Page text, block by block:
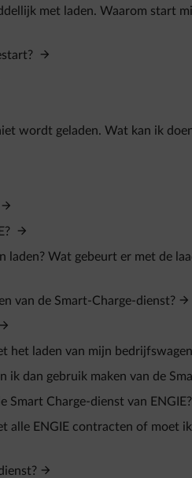
met laden. Waarom start
wordt geladen. Wat kan ik
Wat gebeurt er met de
van de Smart-Charge-dienst?
het laden van mijn
dan gebruik maken van de
Smart Charge-dienst van ENGIE?
alle ENGIE contracten of moet